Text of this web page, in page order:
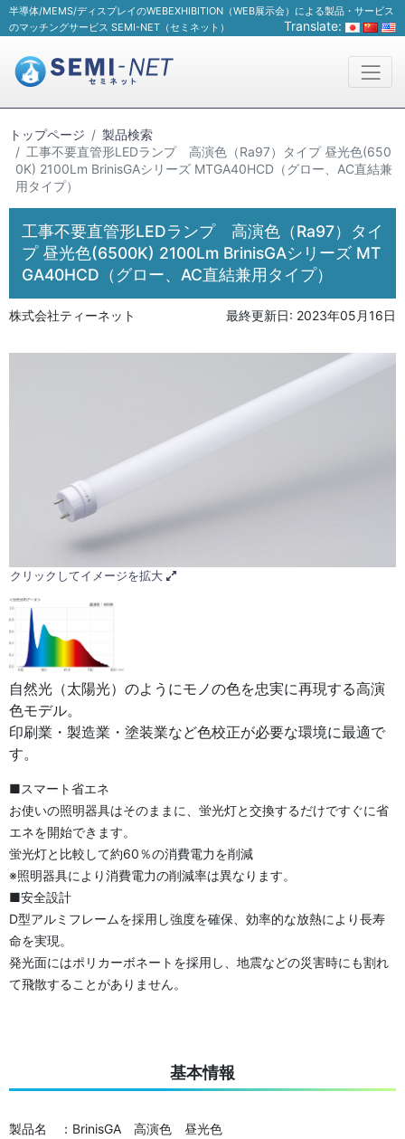
半導体/MEMS/ディスプレイのWEBEXHIBITION（WEB展示会）による製品・サービス
のマッチングサービス SEMI-NET（セミネット）
Translate:
トップページ
製品検索
工事不要直管形LEDランプ 高演色（Ra97）タイプ 昼光色(650
0K) 2100Lm BrinisGAシリーズ MTGA40HCD（グロー、AC直結兼
用タイプ）
工事不要直管形LEDランプ 高演色（Ra97）タイ
プ 昼光色(6500K) 2100Lm BrinisGAシリーズ MT
GA40HCD（グロー、AC直結兼用タイプ）
株式会社ティーネット 最終更新日: 2023年05月16日
クリックしてイメージを拡大
自然光（太陽光）のようにモノの色を忠実に再現する高演
色モデル。
印刷業・製造業・塗装業など色校正が必要な環境に最適で
す。
■スマート省エネ
お使いの照明器具はそのままに、蛍光灯と交換するだけですぐに省
エネを開始できます。
蛍光灯と比較して約60％の消費電力を削減
※照明器具により消費電力の削減率は異なります。
■安全設計
D型アルミフレームを採用し強度を確保、効率的な放熱により長寿
命を実現。
発光面にはポリカーボネートを採用し、地震などの災害時にも割れ
て飛散することがありません。
基本情報
製品名 ：BrinisGA 高演色 昼光色